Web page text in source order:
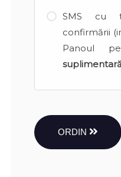
SMS cu
confirmării
Panoul
ORDIN